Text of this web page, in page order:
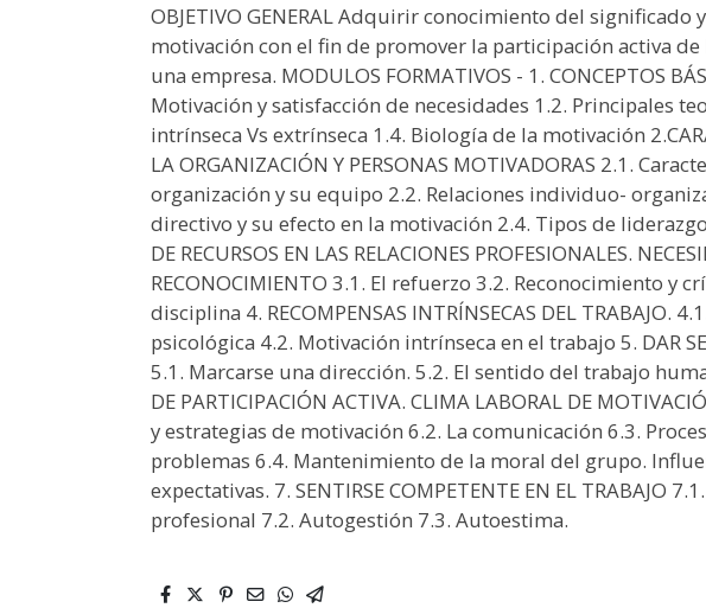
OBJETIVO GENERAL Adquirir conocimiento del significado
motivación con el fin de promover la participación activa
una empresa. MODULOS FORMATIVOS - 1. CONCEPTOS
Motivación y satisfacción de necesidades 1.2. Principales
intrínseca Vs extrínseca 1.4. Biología de la motivación
LA ORGANIZACIÓN Y PERSONAS MOTIVADORAS 2.1.
organización y su equipo 2.2. Relaciones individuo-
directivo y su efecto en la motivación 2.4. Tipos de liderazgo
DE RECURSOS EN LAS RELACIONES PROFESIONALES.
RECONOCIMIENTO 3.1. El refuerzo 3.2. Reconocimiento y
disciplina 4. RECOMPENSAS INTRÍNSECAS DEL TRABAJO.
psicológica 4.2. Motivación intrínseca en el trabajo 5. DAR
5.1. Marcarse una dirección. 5.2. El sentido del trabajo
DE PARTICIPACIÓN ACTIVA. CLIMA LABORAL DE
y estrategias de motivación 6.2. La comunicación 6.3.
problemas 6.4. Mantenimiento de la moral del grupo.
expectativas. 7. SENTIRSE COMPETENTE EN EL TRABAJO
profesional 7.2. Autogestión 7.3. Autoestima.